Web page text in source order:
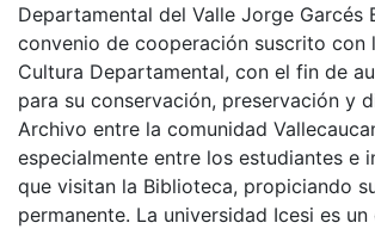
Departamental del Valle Jorge Garcés
convenio de cooperación suscrito con
Cultura Departamental, con el fin de
para su conservación, preservación y
Archivo entre la comunidad
especialmente entre los estudiantes e
que visitan la Biblioteca, propiciando
permanente. La universidad Icesi es